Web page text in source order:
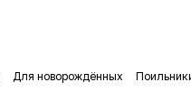
Для новорождённых